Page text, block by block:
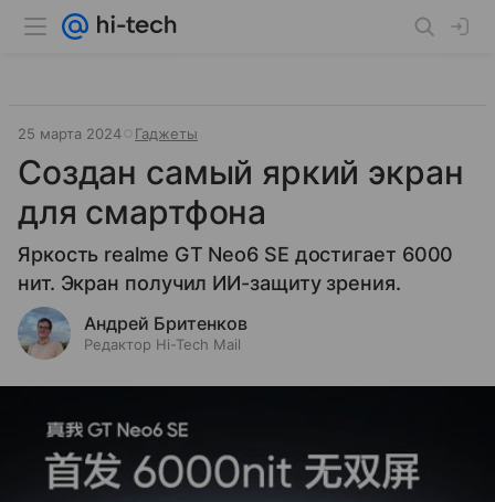
25 марта 2024 Гаджеты
Создан самый яркий экран
для смартфона
Яркость realme GT Neo6 SE достигает 6000
нит. Экран получил ИИ-защиту зрения.
Андрей Бритенков
Редактор Hi-Tech Mail